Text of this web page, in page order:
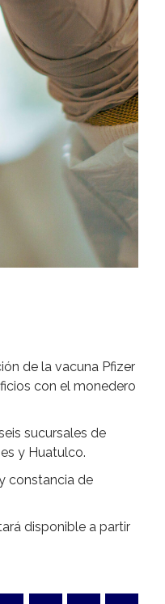
de la vacuna Pfizer
con el monedero
sucursales de
y Huatulco.
constancia de
disponible a partir